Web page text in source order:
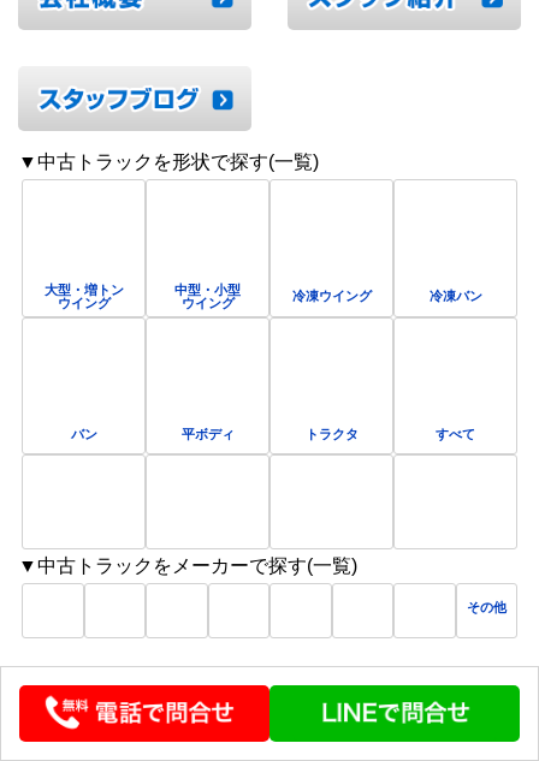
▼中古トラックを形状で探す(一覧)
大型・増トン
ウイング
中型・小型
ウイング
冷凍ウイング 冷凍バン
バン 平ボディ トラクタ すべて
▼中古トラックをメーカーで探す(一覧)
その他